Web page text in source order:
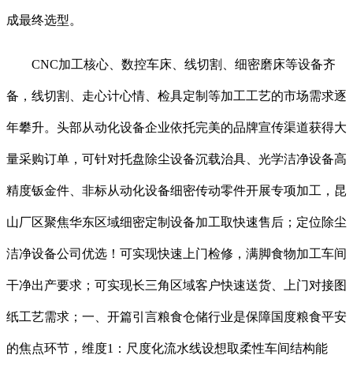
成最终选型。
CNC加工核心、数控车床、线切割、细密磨床等设备齐
备，线切割、走心计心情、检具定制等加工工艺的市场需求逐
年攀升。头部从动化设备企业依托完美的品牌宣传渠道获得大
量采购订单，可针对托盘除尘设备沉载治具、光学洁净设备高
精度钣金件、非标从动化设备细密传动零件开展专项加工，昆
山厂区聚焦华东区域细密定制设备加工取快速售后；定位除尘
洁净设备公司优选！可实现快速上门检修，满脚食物加工车间
干净出产要求；可实现长三角区域客户快速送货、上门对接图
纸工艺需求；一、开篇引言粮食仓储行业是保障国度粮食平安
的焦点环节，维度1：尺度化流水线设想取柔性车间结构能